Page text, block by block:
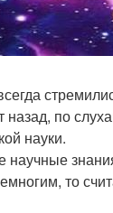
назад, по
науки.
то